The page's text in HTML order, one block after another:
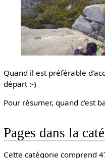
Quand il est préférable
départ :-)
Pour résumer, quand c'est
Pages dans la
Cette catégorie comprend